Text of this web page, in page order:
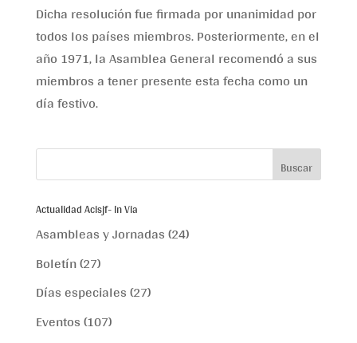
Dicha resolución fue firmada por unanimidad por
todos los países miembros. Posteriormente, en el
año 1971, la Asamblea General recomendó a sus
miembros a tener presente esta fecha como un
día festivo.
Actualidad Acisjf- In Via
Asambleas y Jornadas(24)
Boletín(27)
Días especiales(27)
Eventos(107)